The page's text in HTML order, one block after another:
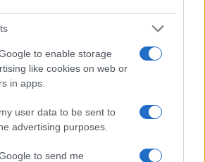
to enable storage
like cookies on web or
in apps.
user data to be sent to
advertising purposes.
to send me
Alapítvány a
a durva garázda
felelősség
kiáll Izrael mellett” –